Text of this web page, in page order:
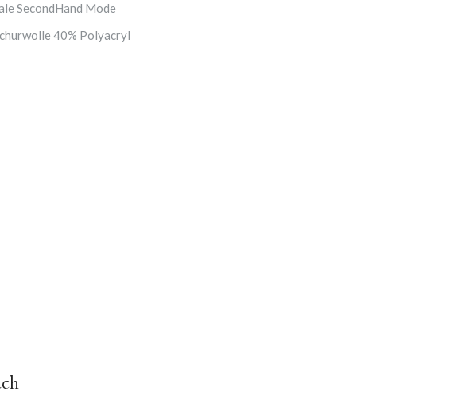
SecondHand Mode
40% Polyacryl